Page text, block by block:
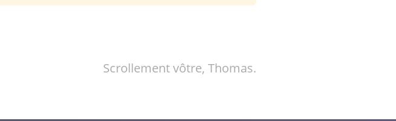
Scrollement vôtre, Thomas.